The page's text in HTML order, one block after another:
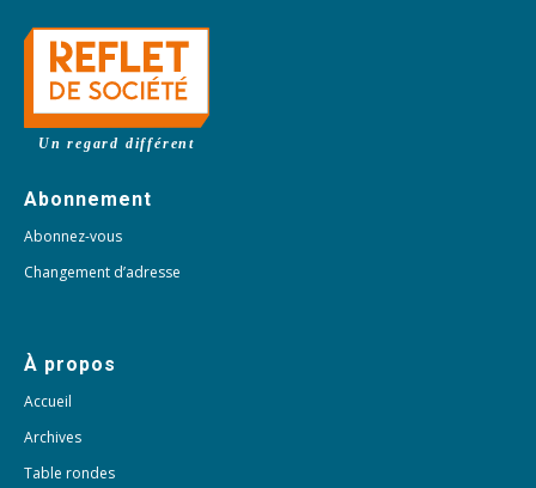
Un regard différent
Abonnement
Abonnez-vous
Changement d’adresse
À propos
Accueil
Archives
Table rondes